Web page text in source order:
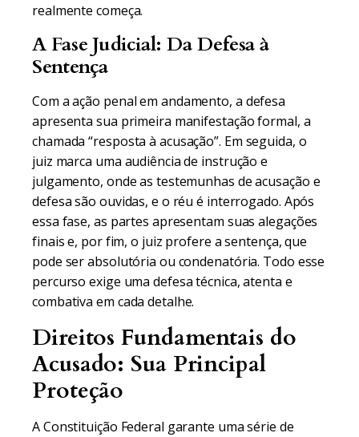
realmente começa.
A Fase Judicial: Da Defesa à
Sentença
Com a ação penal em andamento, a defesa
apresenta sua primeira manifestação formal, a
chamada “resposta à acusação”. Em seguida, o
juiz marca uma audiência de instrução e
julgamento, onde as testemunhas de acusação e
defesa são ouvidas, e o réu é interrogado. Após
essa fase, as partes apresentam suas alegações
finais e, por fim, o juiz profere a sentença, que
pode ser absolutória ou condenatória. Todo esse
percurso exige uma defesa técnica, atenta e
combativa em cada detalhe.
Direitos Fundamentais do
Acusado: Sua Principal
Proteção
A Constituição Federal garante uma série de